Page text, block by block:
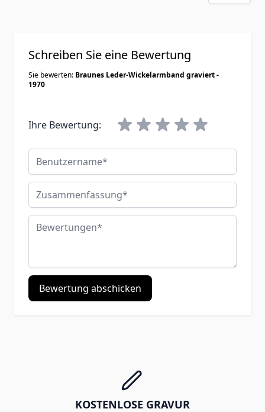
Schreiben Sie eine Bewertung
Sie bewerten: Braunes Leder-Wickelarmband graviert -
1970
Ihre Bewertung:
Benutzername
Zusammenfassung
Bewertungen
Bewertung abschicken
KOSTENLOSE GRAVUR